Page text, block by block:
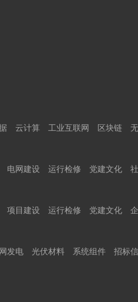
云计算 工业互联网 区块链
电网建设 运行检修 党建文化
项目建设 运行检修 党建文化
发电 光伏材料 系统组件 招标